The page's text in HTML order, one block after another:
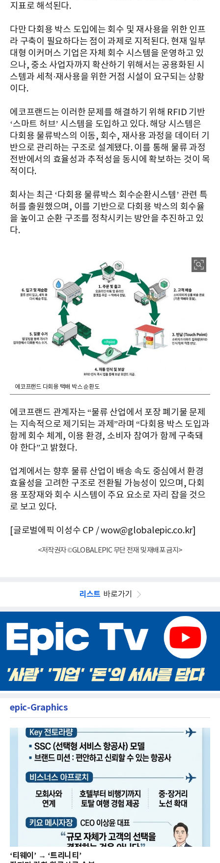
지표로 해석된다.
다만 다회용 박스 도입에는 회수 및 재사용을 위한 인프
라 구축이 필요하다는 점이 과제로 지적된다. 현재 일부
대형 이커머스 기업은 자체 회수 시스템을 운영하고 있
으나, 중소 사업자까지 확산하기 위해서는 공용화된 시
스템과 세척·재사용을 위한 거점 시설이 요구되는 상황
이다.
에코프랜드는 이러한 문제를 해결하기 위해 RFID 기반
‘스마트 허브’ 시스템을 도입하고 있다. 해당 시스템은
다회용 물류박스의 이동, 회수, 재사용 과정을 데이터 기
반으로 관리하는 구조로 설계됐다. 이를 통해 물류 과정
전반에서의 효율성과 추적성을 동시에 확보하는 것이 목
적이다.
회사는 최근 ‘다회용 물류박스 회수순환시스템’ 관련 특
허를 출원했으며, 이를 기반으로 다회용 박스의 회수율
을 높이고 순환 구조를 정착시키는 방안을 추진하고 있
다.
에코프랜드 다회용 택배 박스 순환도
에코프랜드 관계자는 “물류 산업에서 포장 폐기물 문제
는 지속적으로 제기되는 과제”라며 “다회용 박스 도입과
함께 회수 체계, 이용 환경, 소비자 참여가 함께 구축돼
야 한다”고 밝혔다.
업계에서는 향후 물류 산업이 배송 속도 중심에서 환경
효율성을 고려한 구조로 전환될 가능성이 있으며, 다회
용 포장재와 회수 시스템이 주요 요소로 자리 잡을 것으
로 보고 있다.
[글로벌에픽 이성수 CP / wow@globalepic.co.kr]
<저작권자 ©GLOBALEPIC 무단 전재 및 재배포 금지>
리스트 바로가기
epic-Graphics
‘티웨이’ → ‘트리니티’